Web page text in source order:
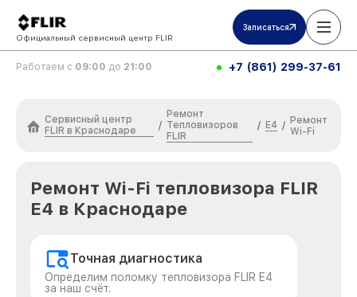
Официальный сервисный центр FLIR
Записаться
Работаем с 09:00 до 21:00 +7 (861) 299-37-61
Сервисный центр
FLIR в Краснодаре
/
Ремонт
Тепловизоров
FLIR
/ E4 / Ремонт
Wi-Fi
Ремонт Wi-Fi тепловизора FLIR
E4 в Краснодаре
Точная диагностика
Определим поломку тепловизора FLIR E4
за наш счёт.